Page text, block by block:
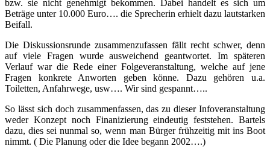
bzw. sie nicht genehmigt bekommen. Dabei handelt es sich um
Beträge unter 10.000 Euro…. die Sprecherin erhielt dazu lautstarken
Beifall.
Die Diskussionsrunde zusammenzufassen fällt recht schwer, denn
auf viele Fragen wurde ausweichend geantwortet. Im späteren
Verlauf war die Rede einer Folgeveranstaltung, welche auf jene
Fragen konkrete Anworten geben könne. Dazu gehören u.a.
Toiletten, Anfahrwege, usw…. Wir sind gespannt…..
So lässt sich doch zusammenfassen, das zu dieser Infoveranstaltung
weder Konzept noch Finanizierung eindeutig feststehen. Bartels
dazu, dies sei nunmal so, wenn man Bürger frühzeitig mit ins Boot
nimmt. ( Die Planung oder die Idee begann 2002….)